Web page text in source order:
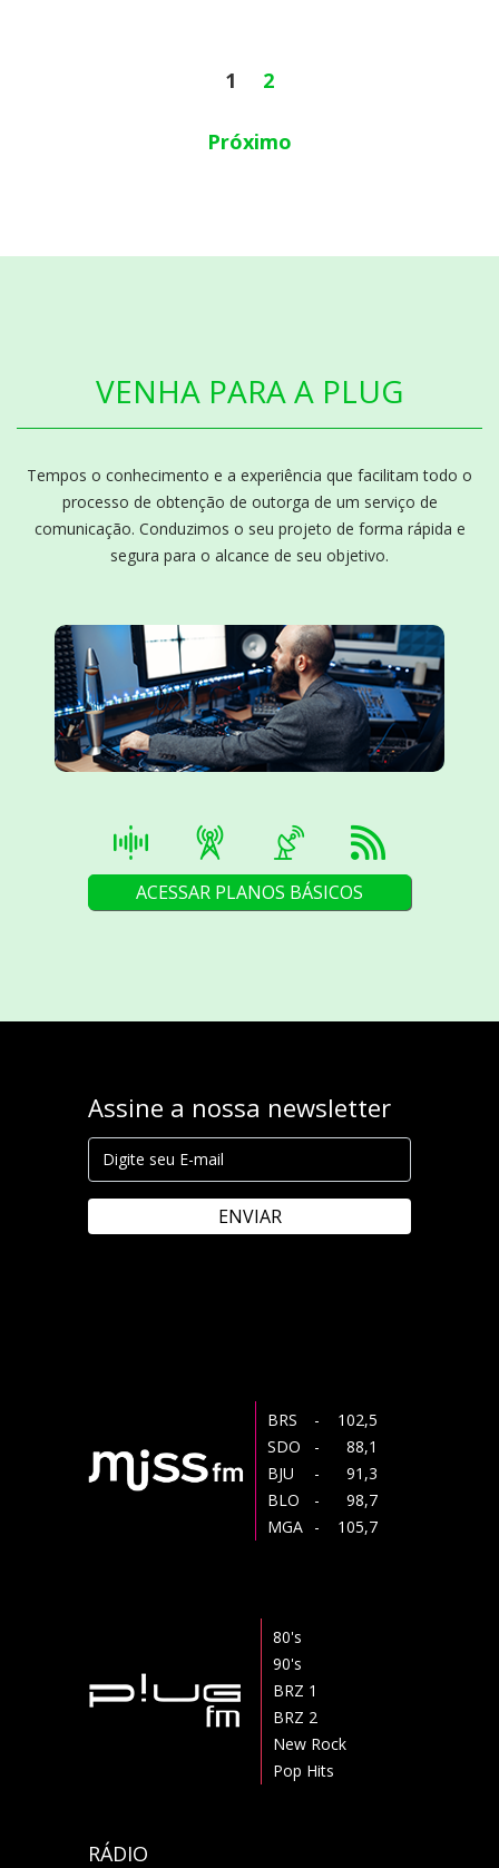
1 2
Próximo
VENHA PARA A PLUG
Tempos o conhecimento e a experiência que facilitam todo o
processo de obtenção de outorga de um serviço de
comunicação. Conduzimos o seu projeto de forma rápida e
segura para o alcance de seu objetivo.
ACESSAR PLANOS BÁSICOS
Assine a nossa newsletter
ENVIAR
BRS
- 102,5
SDO
- 88,1
BJU
- 91,3
BLO
- 98,7
MGA - 105,7
80's
90's
BRZ 1
BRZ 2
New Rock
Pop Hits
RÁDIO